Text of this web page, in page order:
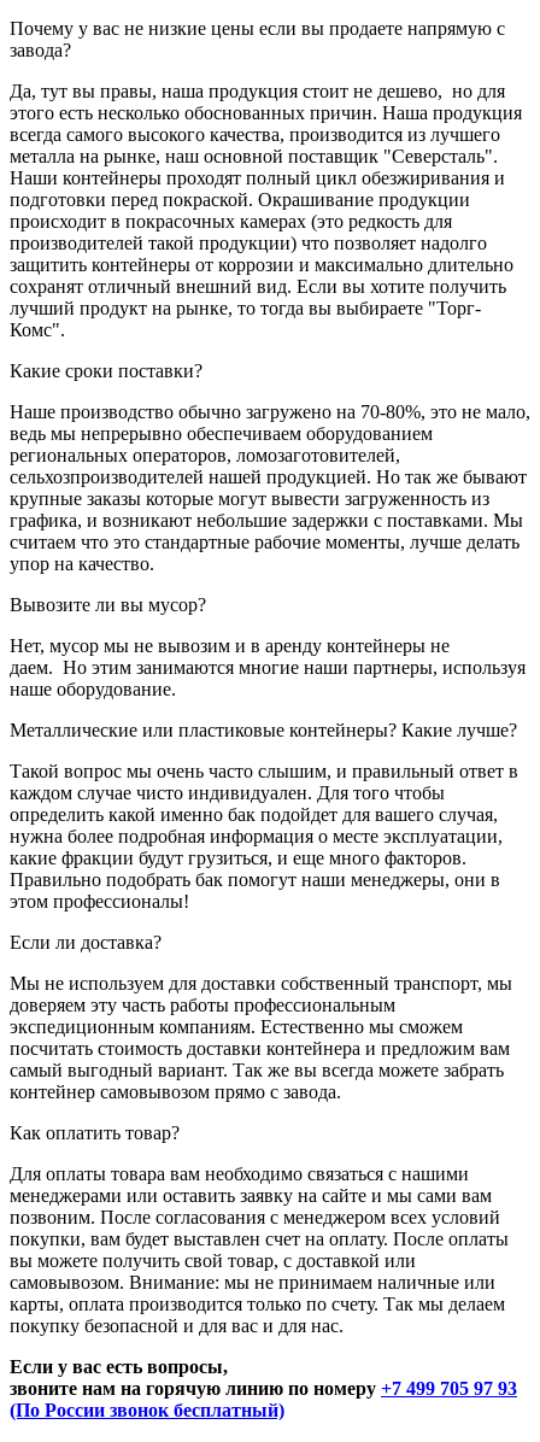
Почему у вас не низкие цены если вы продаете напрямую с
завода?
Да, тут вы правы, наша продукция стоит не дешево, но для
этого есть несколько обоснованных причин. Наша продукция
всегда самого высокого качества, производится из лучшего
металла на рынке, наш основной поставщик "Северсталь".
Наши контейнеры проходят полный цикл обезжиривания и
подготовки перед покраской. Окрашивание продукции
происходит в покрасочных камерах (это редкость для
производителей такой продукции) что позволяет надолго
защитить контейнеры от коррозии и максимально длительно
сохранят отличный внешний вид. Если вы хотите получить
лучший продукт на рынке, то тогда вы выбираете "Торг-
Комс".
Какие сроки поставки?
Наше производство обычно загружено на 70-80%, это не мало,
ведь мы непрерывно обеспечиваем оборудованием
региональных операторов, ломозаготовителей,
сельхозпроизводителей нашей продукцией. Но так же бывают
крупные заказы которые могут вывести загруженность из
графика, и возникают небольшие задержки с поставками. Мы
считаем что это стандартные рабочие моменты, лучше делать
упор на качество.
Вывозите ли вы мусор?
Нет, мусор мы не вывозим и в аренду контейнеры не
даем. Но этим занимаются многие наши партнеры, используя
наше оборудование.
Металлические или пластиковые контейнеры? Какие лучше?
Такой вопрос мы очень часто слышим, и правильный ответ в
каждом случае чисто индивидуален. Для того чтобы
определить какой именно бак подойдет для вашего случая,
нужна более подробная информация о месте эксплуатации,
какие фракции будут грузиться, и еще много факторов.
Правильно подобрать бак помогут наши менеджеры, они в
этом профессионалы!
Если ли доставка?
Мы не используем для доставки собственный транспорт, мы
доверяем эту часть работы профессиональным
экспедиционным компаниям. Естественно мы сможем
посчитать стоимость доставки контейнера и предложим вам
самый выгодный вариант. Так же вы всегда можете забрать
контейнер самовывозом прямо с завода.
Как оплатить товар?
Для оплаты товара вам необходимо связаться с нашими
менеджерами или оставить заявку на сайте и мы сами вам
позвоним. После согласования с менеджером всех условий
покупки, вам будет выставлен счет на оплату. После оплаты
вы можете получить свой товар, с доставкой или
самовывозом. Внимание: мы не принимаем наличные или
карты, оплата производится только по счету. Так мы делаем
покупку безопасной и для вас и для нас.
Если у вас есть вопросы,
звоните нам на горячую линию по номеру +7 499 705 97 93
(По России звонок бесплатный)